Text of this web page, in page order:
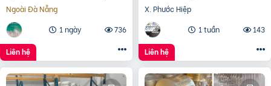
Ngoài Đà Nẵng
1 ngày
736
Liên hệ
X. Phước Hiệp
1 tuần
143
Liên hệ